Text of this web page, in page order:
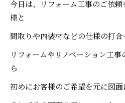
今日は、リフォーム工事のご依
様と
間取りや内装材などの仕様の打合
リフォームやリノベーション工
ら
初めにお客様のご希望を元に図面